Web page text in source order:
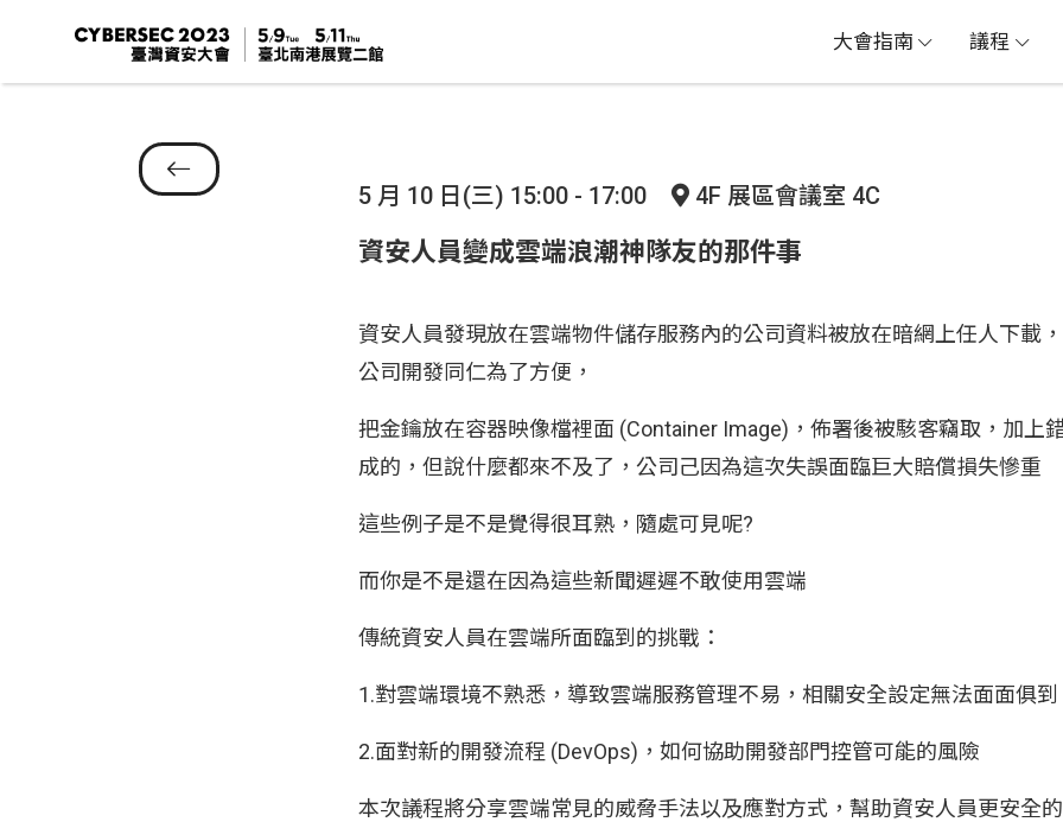
大會指南 議程
5 月 10 日(三) 15:00 - 17:00 4F 展區會議室 4C
資安人員變成雲端浪潮神隊友的那件事
資安人員發現放在雲端物件儲存服務內的公司資料被放在暗網上任人下載
公司開發同仁為了方便，
把金鑰放在容器映像檔裡面 (Container Image)，佈署後被駭客竊取，加上
成的，但說什麼都來不及了，公司己因為這次失誤面臨巨大賠償損失慘重
這些例子是不是覺得很耳熟，隨處可見呢?
而你是不是還在因為這些新聞遲遲不敢使用雲端
傳統資安人員在雲端所面臨到的挑戰：
1.對雲端環境不熟悉，導致雲端服務管理不易，相關安全設定無法面面俱到
2.面對新的開發流程 (DevOps)，如何協助開發部門控管可能的風險
本次議程將分享雲端常見的威脅手法以及應對方式，幫助資安人員更安全